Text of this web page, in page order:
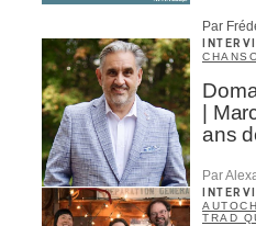
Par
|
ans
Par
TRAD